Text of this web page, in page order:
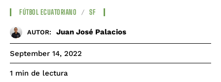
FÚTBOL ECUATORIANO SF
AUTOR: Juan José Palacios
September 14, 2022
1 min de lectura